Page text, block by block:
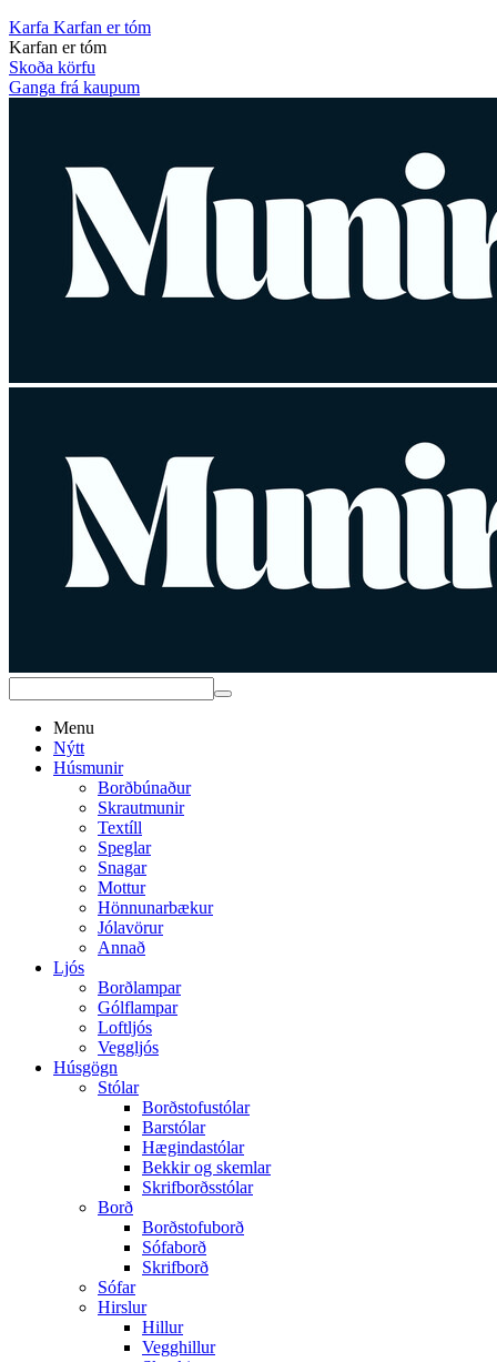
Karfa Karfan er tóm
Karfan er tóm
Skoða körfu
Ganga frá kaupum
Menu
Nýtt
Húsmunir
Borðbúnaður
Skrautmunir
Textíll
Speglar
Snagar
Mottur
Hönnunarbækur
Jólavörur
Annað
Ljós
Borðlampar
Gólflampar
Loftljós
Veggljós
Húsgögn
Stólar
Borðstofustólar
Barstólar
Hægindastólar
Bekkir og skemlar
Skrifborðsstólar
Borð
Borðstofuborð
Sófaborð
Skrifborð
Sófar
Hirslur
Hillur
Vegghillur